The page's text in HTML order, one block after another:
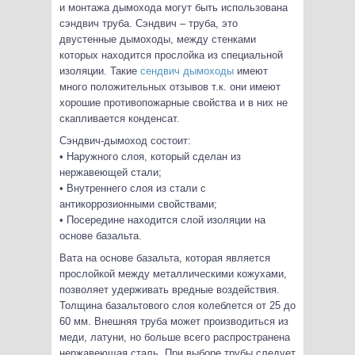
и монтажа дымохода могут быть использована
сэндвич труба. Сэндвич – труба, это
двустенные дымоходы, между стенками
которых находится прослойка из специальной
изоляции. Такие сендвич дымоходы имеют
много положительных отзывов т.к. они имеют
хорошие противопожарные свойства и в них не
скапливается конденсат.
Сэндвич-дымоход состоит:
• Наружного слоя, который сделан из
нержавеющей стали;
• Внутреннего слоя из стали с
антикоррозионными свойствами;
• Посередине находится слой изоляции на
основе базальта.
Вата на основе базальта, которая является
прослойкой между металлическими кожухами,
позволяет удерживать вредные воздействия.
Толщина базальтового слоя колеблется от 25 до
60 мм. Внешняя труба может производиться из
меди, латуни, но больше всего распространена